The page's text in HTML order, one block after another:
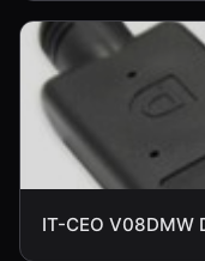
IT-CEO V08DMW